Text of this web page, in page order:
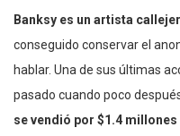
Banksy es un artista
conseguido conservar el
hablar. Una de sus últimas
pasado cuando poco
se vendió por $1.4 millones